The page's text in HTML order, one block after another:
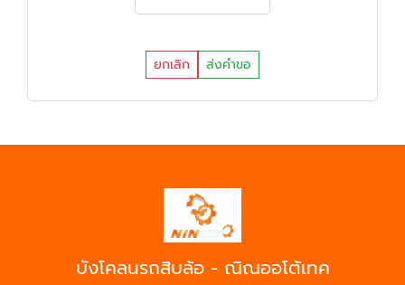
ยกเลิก ส่งคำขอ
บังโคลนรถสิบล้อ - ณิณออโต้เทค